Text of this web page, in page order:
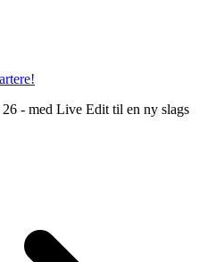
- med Live Edit til en ny slags